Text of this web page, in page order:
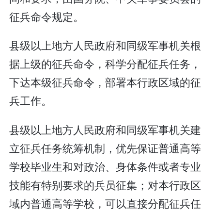
征兵命令规定。
县级以上地方人民政府和同级军事机关根
据上级的征兵命令，科学分配征兵任务，
下达本级征兵命令，部署本行政区域的征
兵工作。
县级以上地方人民政府和同级军事机关建
立征兵任务统筹机制，优先保证普通高等
学校毕业生和对政治、身体条件或者专业
技能有特别要求的兵员征集；对本行政区
域内普通高等学校，可以直接分配征兵任